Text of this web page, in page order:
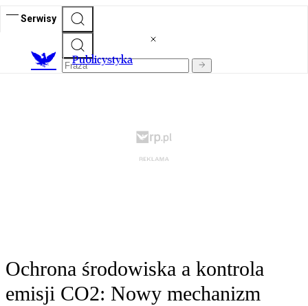
Serwisy
Publicystyka
Ochrona środowiska a kontrola
emisji CO2: Nowy mechanizm